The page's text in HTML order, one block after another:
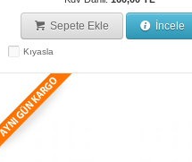
Sepete Ekle İncele
Kıyasla